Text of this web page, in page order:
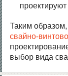
Таким
свайно-
выбор вида